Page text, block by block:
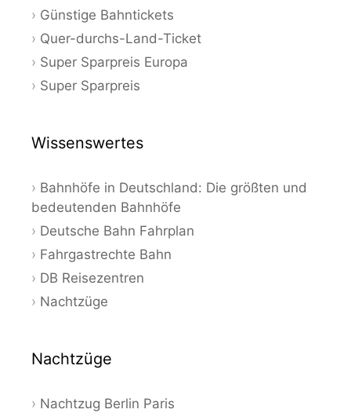
Günstige Bahntickets
Quer-durchs-Land-Ticket
Super Sparpreis Europa
Super Sparpreis
Wissenswertes
Bahnhöfe in Deutschland: Die größten und
bedeutenden Bahnhöfe
Deutsche Bahn Fahrplan
Fahrgastrechte Bahn
DB Reisezentren
Nachtzüge
Nachtzüge
Nachtzug Berlin Paris